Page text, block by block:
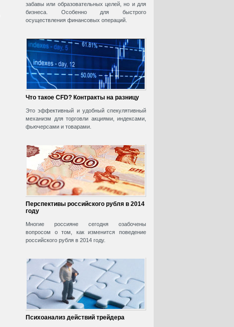
забавы или образовательных целей, но и для
бизнеса. Особенно для быстрого
осуществления финансовых операций.
Что такое CFD? Контракты на разницу
Это эффективный и удобный спекулятивный
механизм для торговли акциями, индексами,
фьючерсами и товарами.
Перспективы российского рубля в 2014
году
Многие россияне сегодня озабочены
вопросом о том, как изменится поведение
российского рубля в 2014 году.
Психоанализ действий трейдера